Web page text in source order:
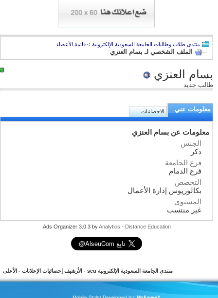
منتدى طلاب وطالبات الجامعة السعودية الإلكترونية > قائمة الأعضاء
الملف الشخصي لـ بسام العنزي
بسام العنزي
طالب جديد
معلومات عني الاحصائيات
معلومات عن بسام العنزي
الجنس
ذكر
فرع الجامعة
فرع الدمام
التخصص
بكالوريوس إدارة الأعمال
المستوى
غير منتسب
Ads Organizer 3.0.3 byAnalytics -Distance Education
منتدى الجامعة السعودية الإلكترونية seu - الأرشيف إحصائيات الإعلانات- الأعلى